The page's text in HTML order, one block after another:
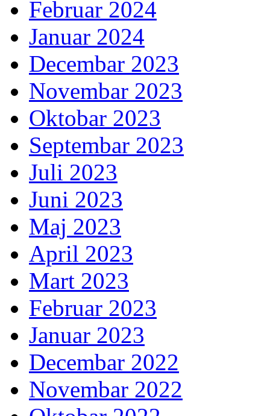
Februar 2024
Januar 2024
Decembar 2023
Novembar 2023
Oktobar 2023
Septembar 2023
Juli 2023
Juni 2023
Maj 2023
April 2023
Mart 2023
Februar 2023
Januar 2023
Decembar 2022
Novembar 2022